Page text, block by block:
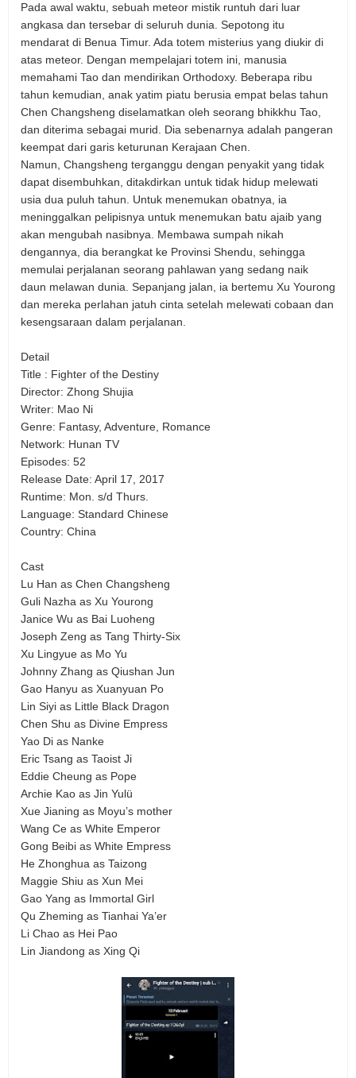
Pada awal waktu, sebuah meteor mistik runtuh dari luar
angkasa dan tersebar di seluruh dunia. Sepotong itu
mendarat di Benua Timur. Ada totem misterius yang diukir di
atas meteor. Dengan mempelajari totem ini, manusia
memahami Tao dan mendirikan Orthodoxy. Beberapa ribu
tahun kemudian, anak yatim piatu berusia empat belas tahun
Chen Changsheng diselamatkan oleh seorang bhikkhu Tao,
dan diterima sebagai murid. Dia sebenarnya adalah pangeran
keempat dari garis keturunan Kerajaan Chen.
Namun, Changsheng terganggu dengan penyakit yang tidak
dapat disembuhkan, ditakdirkan untuk tidak hidup melewati
usia dua puluh tahun. Untuk menemukan obatnya, ia
meninggalkan pelipisnya untuk menemukan batu ajaib yang
akan mengubah nasibnya. Membawa sumpah nikah
dengannya, dia berangkat ke Provinsi Shendu, sehingga
memulai perjalanan seorang pahlawan yang sedang naik
daun melawan dunia. Sepanjang jalan, ia bertemu Xu Yourong
dan mereka perlahan jatuh cinta setelah melewati cobaan dan
kesengsaraan dalam perjalanan.
Detail
Title : Fighter of the Destiny
Director: Zhong Shujia
Writer: Mao Ni
Genre: Fantasy, Adventure, Romance
Network: Hunan TV
Episodes: 52
Release Date: April 17, 2017
Runtime: Mon. s/d Thurs.
Language: Standard Chinese
Country: China
Cast
Lu Han as Chen Changsheng
Guli Nazha as Xu Yourong
Janice Wu as Bai Luoheng
Joseph Zeng as Tang Thirty-Six
Xu Lingyue as Mo Yu
Johnny Zhang as Qiushan Jun
Gao Hanyu as Xuanyuan Po
Lin Siyi as Little Black Dragon
Chen Shu as Divine Empress
Yao Di as Nanke
Eric Tsang as Taoist Ji
Eddie Cheung as Pope
Archie Kao as Jin Yulü
Xue Jianing as Moyu’s mother
Wang Ce as White Emperor
Gong Beibi as White Empress
He Zhonghua as Taizong
Maggie Shiu as Xun Mei
Gao Yang as Immortal Girl
Qu Zheming as Tianhai Ya’er
Li Chao as Hei Pao
Lin Jiandong as Xing Qi